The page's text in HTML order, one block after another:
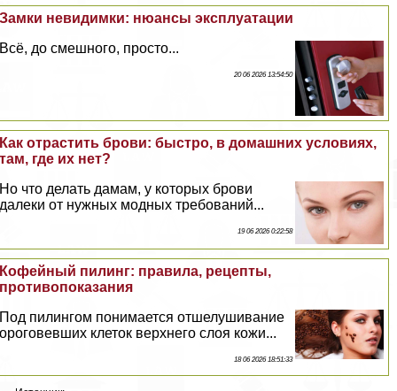
Замки невидимки: нюансы эксплуатации
Всё, до смешного, просто...
20 06 2026 13:54:50
Как отрастить брови: быстро, в домашних условиях,
там, где их нет?
Но что делать дамам, у которых брови
далеки от нужных модных требований...
19 06 2026 0:22:58
Кофейный пилинг: правила, рецепты,
противопоказания
Под пилингом понимается отшелушивание
ороговевших клеток верхнего слоя кожи...
18 06 2026 18:51:33